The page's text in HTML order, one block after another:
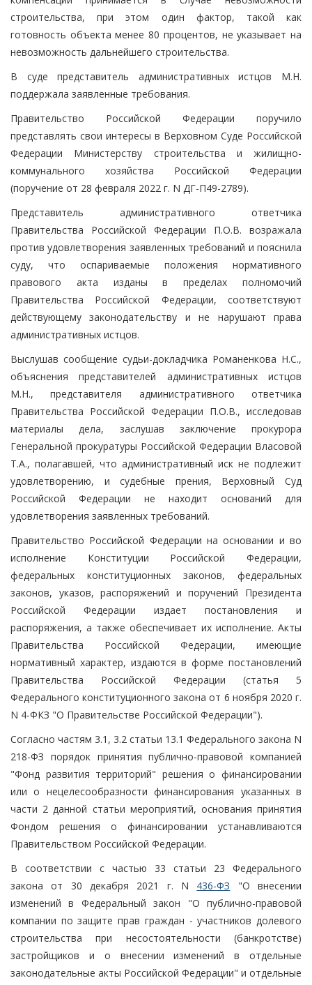
строительства, при этом один фактор, такой как
готовность объекта менее 80 процентов, не указывает на
невозможность дальнейшего строительства.
В суде представитель административных истцов М.Н.
поддержала заявленные требования.
Правительство Российской Федерации поручило
представлять свои интересы в Верховном Суде Российской
Федерации Министерству строительства и жилищно-
коммунального хозяйства Российской Федерации
(поручение от 28 февраля 2022 г. N ДГ-П49-2789).
Представитель административного ответчика
Правительства Российской Федерации П.О.В. возражала
против удовлетворения заявленных требований и пояснила
суду, что оспариваемые положения нормативного
правового акта изданы в пределах полномочий
Правительства Российской Федерации, соответствуют
действующему законодательству и не нарушают права
административных истцов.
Выслушав сообщение судьи-докладчика Романенкова Н.С.,
объяснения представителей административных истцов
М.Н., представителя административного ответчика
Правительства Российской Федерации П.О.В., исследовав
материалы дела, заслушав заключение прокурора
Генеральной прокуратуры Российской Федерации Власовой
Т.А., полагавшей, что административный иск не подлежит
удовлетворению, и судебные прения, Верховный Суд
Российской Федерации не находит оснований для
удовлетворения заявленных требований.
Правительство Российской Федерации на основании и во
исполнение Конституции Российской Федерации,
федеральных конституционных законов, федеральных
законов, указов, распоряжений и поручений Президента
Российской Федерации издает постановления и
распоряжения, а также обеспечивает их исполнение. Акты
Правительства Российской Федерации, имеющие
нормативный характер, издаются в форме постановлений
Правительства Российской Федерации (статья 5
Федерального конституционного закона от 6 ноября 2020 г.
N 4-ФКЗ "О Правительстве Российской Федерации").
Согласно частям 3.1, 3.2 статьи 13.1 Федерального закона N
218-ФЗ порядок принятия публично-правовой компанией
"Фонд развития территорий" решения о финансировании
или о нецелесообразности финансирования указанных в
части 2 данной статьи мероприятий, основания принятия
Фондом решения о финансировании устанавливаются
Правительством Российской Федерации.
В соответствии с частью 33 статьи 23 Федерального
закона от 30 декабря 2021 г. N 436-ФЗ "О внесении
изменений в Федеральный закон "О публично-правовой
компании по защите прав граждан - участников долевого
строительства при несостоятельности (банкротстве)
застройщиков и о внесении изменений в отдельные
законодательные акты Российской Федерации" и отдельные